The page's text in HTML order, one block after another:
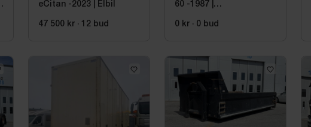
eCitan -2023 | Elbil
47 500 kr · 12 bud
60 -1987 |
0 kr · 0 bud